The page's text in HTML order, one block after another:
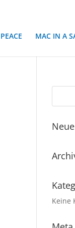
MAC IN A
Keine